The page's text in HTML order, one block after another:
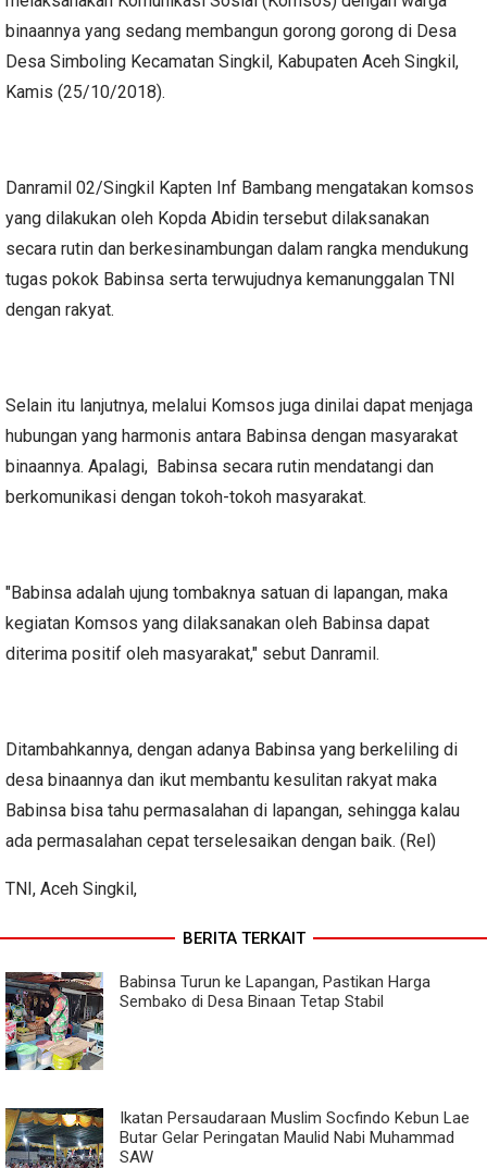
binaannya yang sedang membangun gorong gorong di Desa
Desa Simboling Kecamatan Singkil, Kabupaten Aceh Singkil,
Kamis (25/10/2018).
Danramil 02/Singkil Kapten Inf Bambang mengatakan komsos
yang dilakukan oleh Kopda Abidin tersebut dilaksanakan
secara rutin dan berkesinambungan dalam rangka mendukung
tugas pokok Babinsa serta terwujudnya kemanunggalan TNI
dengan rakyat.
Selain itu lanjutnya, melalui Komsos juga dinilai dapat menjaga
hubungan yang harmonis antara Babinsa dengan masyarakat
binaannya. Apalagi, Babinsa secara rutin mendatangi dan
berkomunikasi dengan tokoh-tokoh masyarakat.
"Babinsa adalah ujung tombaknya satuan di lapangan, maka
kegiatan Komsos yang dilaksanakan oleh Babinsa dapat
diterima positif oleh masyarakat," sebut Danramil.
Ditambahkannya, dengan adanya Babinsa yang berkeliling di
desa binaannya dan ikut membantu kesulitan rakyat maka
Babinsa bisa tahu permasalahan di lapangan, sehingga kalau
ada permasalahan cepat terselesaikan dengan baik. (Rel)
TNI, Aceh Singkil,
BERITA TERKAIT
Babinsa Turun ke Lapangan, Pastikan Harga
Sembako di Desa Binaan Tetap Stabil
Ikatan Persaudaraan Muslim Socfindo Kebun Lae
Butar Gelar Peringatan Maulid Nabi Muhammad
SAW